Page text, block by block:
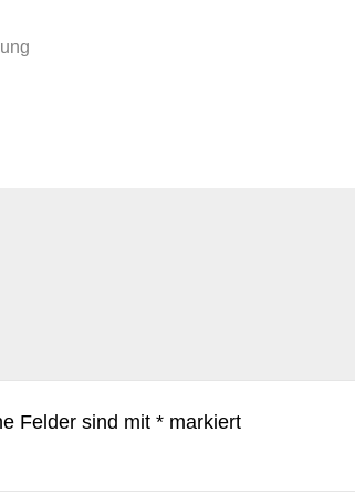
Felder sind mit * markiert